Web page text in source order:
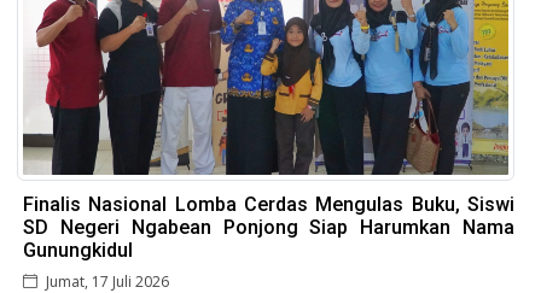
Finalis Nasional Lomba Cerdas Mengulas Buku, Siswi
SD Negeri Ngabean Ponjong Siap Harumkan Nama
Gunungkidul
Jumat, 17 Juli 2026